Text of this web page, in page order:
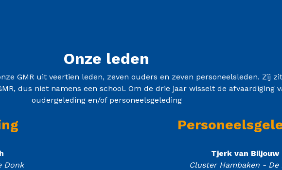
Onze leden
GMR uit veertien leden, zeven ouders en zeven personeelsleden. Zij
dus niet namens een school. Om de drie jaar wisselt de afvaardiging
oudergeleding en/of personeelsgeleding
Donk
Tjerk van Biljouw
Cluster Hambaken - De